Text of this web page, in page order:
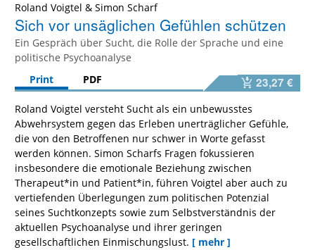
Roland Voigtel & Simon Scharf
Sich vor unsäglichen Gefühlen schützen
Ein Gespräch über Sucht, die Rolle der Sprache und eine
politische Psychoanalyse
Print
PDF 23,27 €
Roland Voigtel versteht Sucht als ein unbewusstes
Abwehrsystem gegen das Erleben unerträglicher Gefühle,
die von den Betroffenen nur schwer in Worte gefasst
werden können. Simon Scharfs Fragen fokussieren
insbesondere die emotionale Beziehung zwischen
Therapeut*in und Patient*in, führen Voigtel aber auch zu
vertiefenden Überlegungen zum politischen Potenzial
seines Suchtkonzepts sowie zum Selbstverständnis der
aktuellen Psychoanalyse und ihrer geringen
gesellschaftlichen Einmischungslust. [ mehr ]